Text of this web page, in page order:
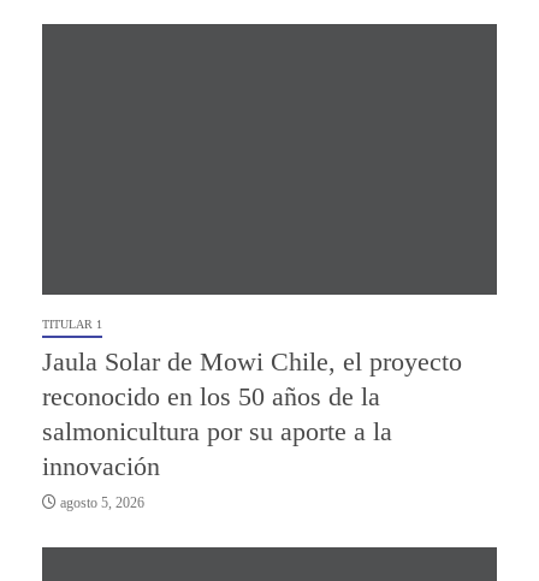
TITULAR 1
Jaula Solar de Mowi Chile, el proyecto
reconocido en los 50 años de la
salmonicultura por su aporte a la
innovación
agosto 5, 2026